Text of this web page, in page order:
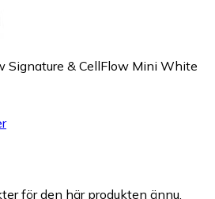
Signature & CellFlow Mini White
för den här produkten ännu.